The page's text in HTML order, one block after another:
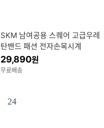
SKM 남여공용 스퀘어 고급우레
탄밴드 패션 전자손목시계
29,890원
무료배송
24